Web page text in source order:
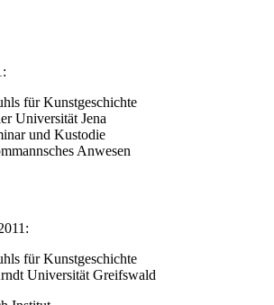
für Kunstgeschichte
Universität Jena
und Kustodie
Anwesen
für Kunstgeschichte
Universität Greifswald